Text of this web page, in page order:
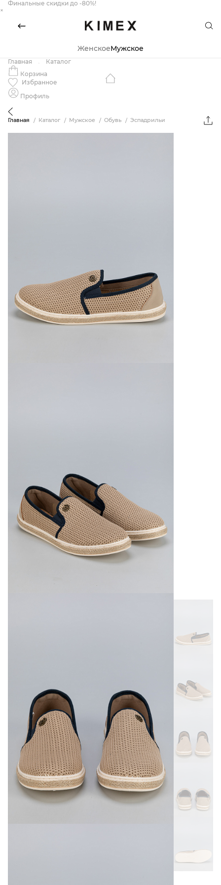
Финальные скидки до -80%!
×
ЖенскоеМужское
Главная
Каталог
Корзина
Избранное
Профиль
Главная Каталог Мужское Обувь Эспадрильи